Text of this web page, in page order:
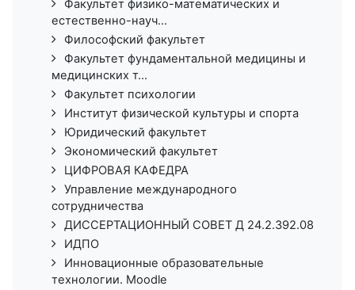
Факультет физико-математических и
естественно-науч...
Философский факультет
Факультет фундаментальной медицины и
медицинских т...
Факультет психологии
Институт физической культуры и спорта
Юридический факультет
Экономический факультет
ЦИФРОВАЯ КАФЕДРА
Управление международного
сотрудничества
ДИССЕРТАЦИОННЫЙ СОВЕТ Д 24.2.392.08
ИДПО
Инновационные образовательные
технологии. Moodle